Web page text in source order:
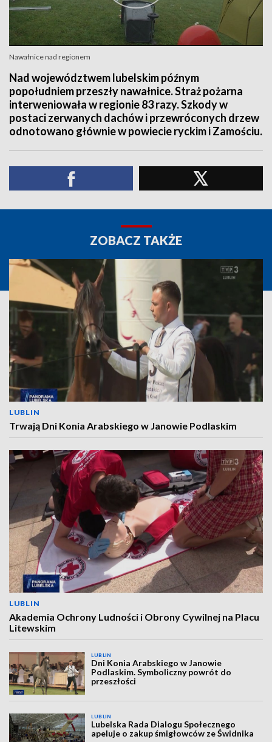
Nawałnice nad regionem
Nad województwem lubelskim późnym
popołudniem przeszły nawałnice. Straż pożarna
interweniowała w regionie 83 razy. Szkody w
postaci zerwanych dachów i przewróconych drzew
odnotowano głównie w powiecie ryckim i Zamościu.
ZOBACZ TAKŻE
LUBLIN
Trwają Dni Konia Arabskiego w Janowie Podlaskim
LUBLIN
Akademia Ochrony Ludności i Obrony Cywilnej na Placu
Litewskim
LUBLIN
Dni Konia Arabskiego w Janowie
Podlaskim. Symboliczny powrót do
przeszłości
LUBLIN
Lubelska Rada Dialogu Społecznego
apeluje o zakup śmigłowców ze Świdnika